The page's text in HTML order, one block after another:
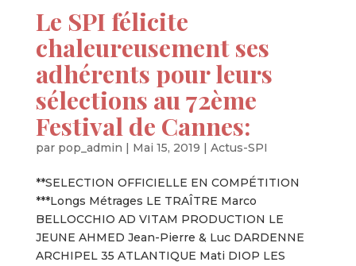
Le SPI félicite
chaleureusement ses
adhérents pour leurs
sélections au 72ème
Festival de Cannes:
par pop_admin | Mai 15, 2019 | Actus-SPI
**SELECTION OFFICIELLE EN COMPÉTITION
***Longs Métrages LE TRAÎTRE Marco
BELLOCCHIO AD VITAM PRODUCTION LE
JEUNE AHMED Jean-Pierre & Luc DARDENNE
ARCHIPEL 35 ATLANTIQUE Mati DIOP LES